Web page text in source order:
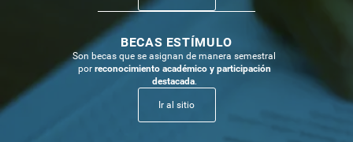
BECAS ESTÍMULO
Son becas que se asignan de manera semestral
por reconocimiento académico y participación
destacada.
relacionada
con
Becas
estímulo
Ir al sitio